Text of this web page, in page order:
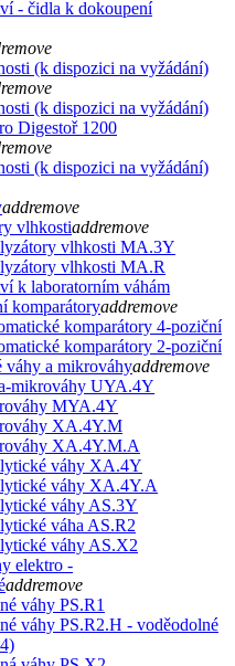
- čidla k dokoupení
remove
(k dispozici na vyžádání)
remove
(k dispozici na vyžádání)
Digestoř 1200
remove
(k dispozici na vyžádání)
addremove
vlhkostiaddremove
vlhkosti MA.3Y
vlhkosti MA.R
k laboratorním váhám
komparátoryaddremove
komparátory 4-poziční
komparátory 2-poziční
váhy a mikrováhyaddremove
mikrováhy UYA.4Y
MYA.4Y
XA.4Y.M
XA.4Y.M.A
váhy XA.4Y
váhy XA.4Y.A
váhy AS.3Y
váha AS.R2
váhy AS.X2
elektro -
addremove
váhy PS.R1
váhy PS.R2.H - voděodolné